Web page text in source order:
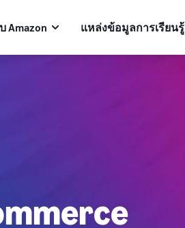
Amazon แหล่งข้อมูลการเรียนรู้